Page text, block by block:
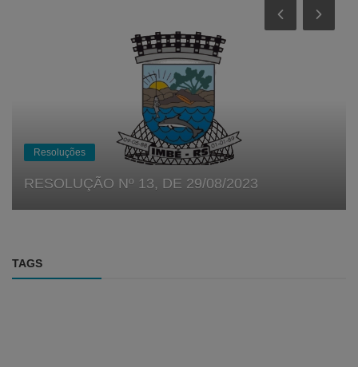
Resoluções
RESOLUÇÃO Nº 13, DE 29/08/2023
TAGS